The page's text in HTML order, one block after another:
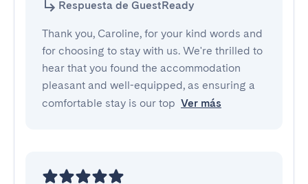
Respuesta de GuestReady
Thank you, Caroline, for your kind words and
for choosing to stay with us. We're thrilled to
hear that you found the accommodation
pleasant and well-equipped, as ensuring a
comfortable stay is our top Ver más